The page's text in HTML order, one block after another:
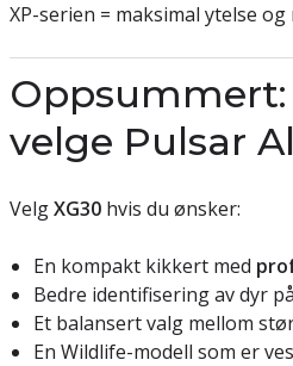
XP-serien = maksimal ytelse og
velge Pulsar
VelgXG30 hvis du ønsker:
En kompakt kikkert med
Bedre identifisering av dyr
Et balansert valg mellom
En Wildlife-modell som er